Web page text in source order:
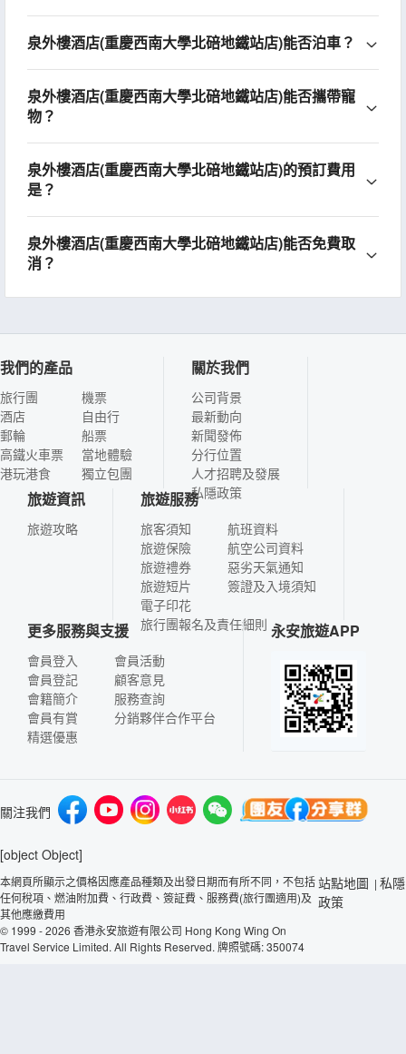
泉外樓酒店(重慶西南大學北碚地鐵站店)能否泊車？
泉外樓酒店(重慶西南大學北碚地鐵站店)能否攜帶寵
物？
泉外樓酒店(重慶西南大學北碚地鐵站店)的預訂費用
是？
泉外樓酒店(重慶西南大學北碚地鐵站店)能否免費取
消？
我們的產品
旅行團
酒店
郵輪
高鐵火車票
港玩港食
機票
自由行
船票
當地體驗
獨立包團
關於我們
公司背景
最新動向
新聞發佈
分行位置
人才招聘及發展
私隱政策
旅遊資訊
旅遊攻略
旅遊服務
旅客須知
旅遊保險
旅遊禮券
旅遊短片
電子印花
航班資料
航空公司資料
惡劣天氣通知
簽證及入境須知
旅行團報名及責任細則
更多服務與支援
會員登入
會員登記
會籍簡介
會員有賞
精選優惠
會員活動
顧客意見
服務查詢
分銷夥伴合作平台
永安旅遊APP
關注我們
[object Object]
本網頁所顯示之價格因應產品種類及出發日期而有所不同，不包括
任何稅項、燃油附加費、行政費、簽証費、服務費(旅行團適用)及
其他應繳費用
© 1999 - 2026 香港永安旅遊有限公司 Hong Kong Wing On
Travel Service Limited. All Rights Reserved. 牌照號碼: 350074
站點地圖 | 私隱
政策